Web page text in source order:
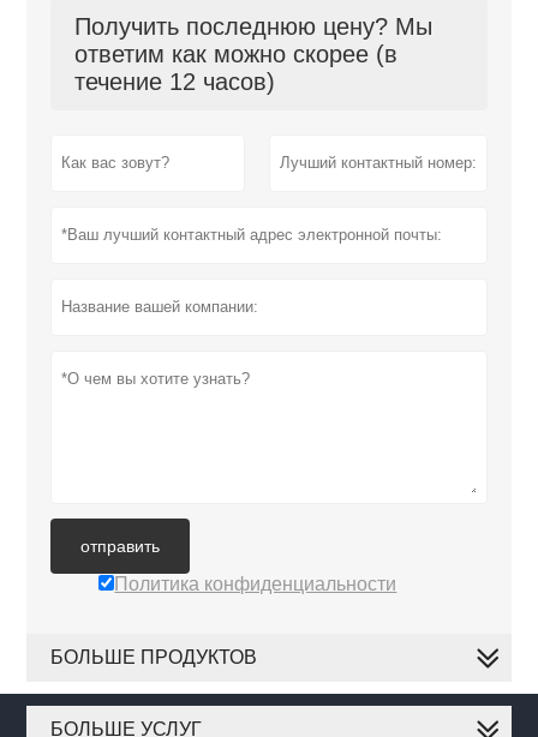
Получить последнюю цену? Мы
ответим как можно скорее (в
течение 12 часов)
отправить
Политика конфиденциальности
БОЛЬШЕ ПРОДУКТОВ
БОЛЬШЕ УСЛУГ